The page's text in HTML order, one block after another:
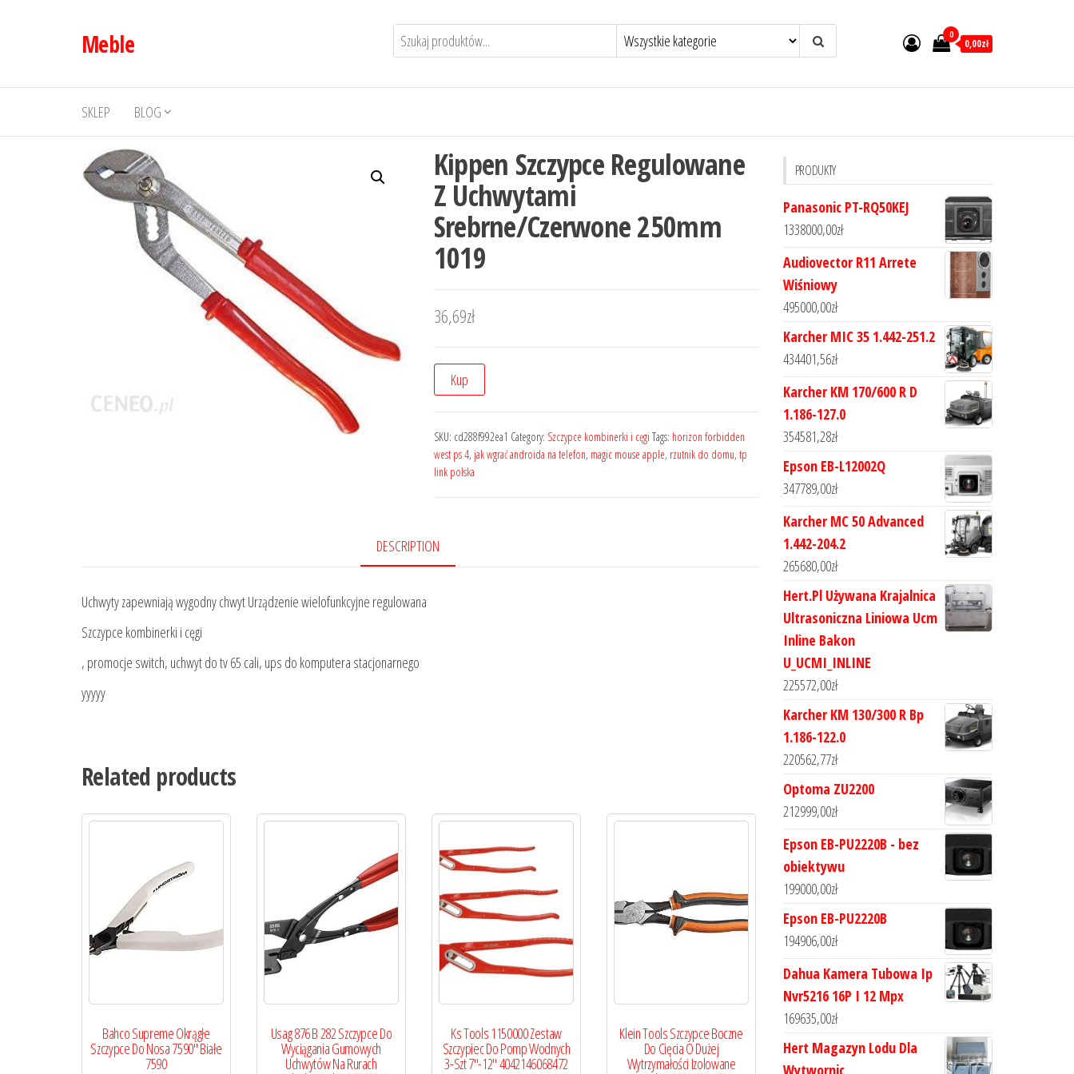
Meble 0
0,00zł
SKLEP BLOG
Kippen Szczypce Regulowane
Z Uchwytami
Srebrne/Czerwone 250mm
1019
36,69zł
Kup
SKU: cd288f992ea1 Category: Szczypce kombinerki i cęgi Tags: horizon forbidden
west ps 4, jak wgrać androida na telefon, magic mouse apple, rzutnik do domu, tp
link polska
DESCRIPTION
Uchwyty zapewniają wygodny chwyt Urządzenie wielofunkcyjne regulowana
Szczypce kombinerki i cęgi
, promocje switch, uchwyt do tv 65 cali, ups do komputera stacjonarnego
yyyyy
Related products
Bahco Supreme Okrągłe
Szczypce Do Nosa 7590″ Białe
7590
Usag 876 B 282 Szczypce Do
Wyciągania Gumowych
Uchwytów Na Rurach
Ks Tools 1150000 Zestaw
Szczypiec Do Pomp Wodnych
3-Szt 7″-12″ 4042146068472
Klein Tools Szczypce Boczne
Do Cięcia O Dużej
Wytrzymałości Izolowane
PRODUKTY
Panasonic PT-RQ50KEJ
1338000,00zł
Audiovector R11 Arrete
Wiśniowy
495000,00zł
Karcher MIC 35 1.442-251.2
434401,56zł
Karcher KM 170/600 R D
1.186-127.0
354581,28zł
Epson EB-L12002Q
347789,00zł
Karcher MC 50 Advanced
1.442-204.2
265680,00zł
Hert.Pl Używana Krajalnica
Ultrasoniczna Liniowa Ucm
Inline Bakon
U_UCMI_INLINE
225572,00zł
Karcher KM 130/300 R Bp
1.186-122.0
220562,77zł
Optoma ZU2200
212999,00zł
Epson EB-PU2220B - bez
obiektywu
199000,00zł
Epson EB-PU2220B
194906,00zł
Dahua Kamera Tubowa Ip
Nvr5216 16P I 12 Mpx
169635,00zł
Hert Magazyn Lodu Dla
Wytwornic